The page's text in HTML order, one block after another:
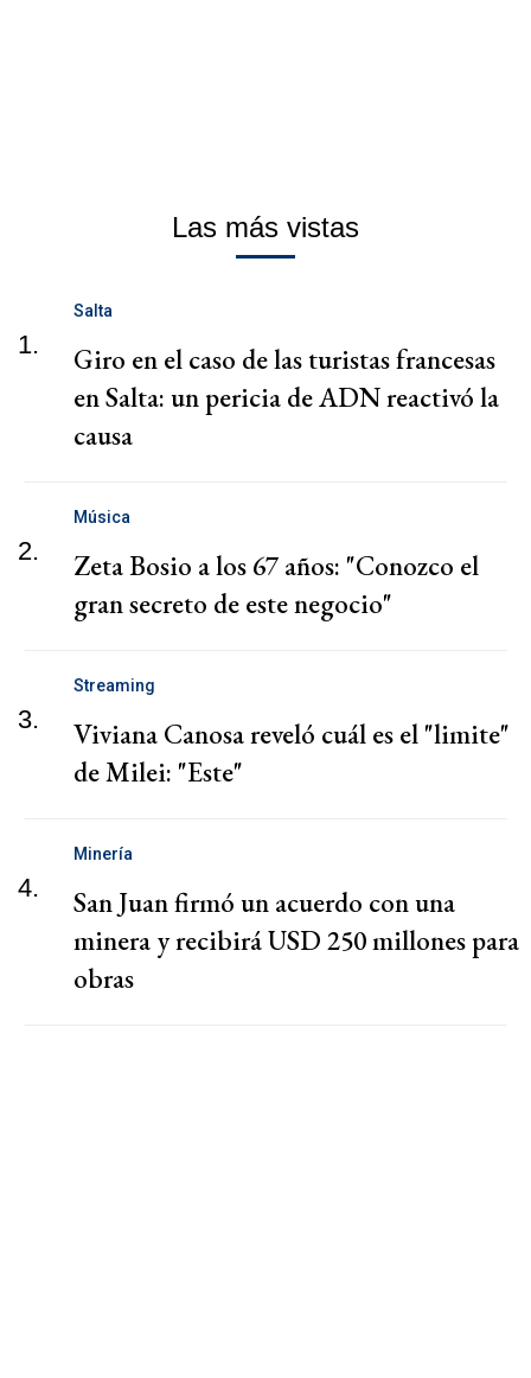
Las más vistas
1.
Salta
Giro en el caso de las turistas francesas
en Salta: un pericia de ADN reactivó la
causa
2.
Música
Zeta Bosio a los 67 años: "Conozco el
gran secreto de este negocio"
3.
Streaming
Viviana Canosa reveló cuál es el "limite"
de Milei: "Este"
4.
Minería
San Juan firmó un acuerdo con una
minera y recibirá USD 250 millones para
obras